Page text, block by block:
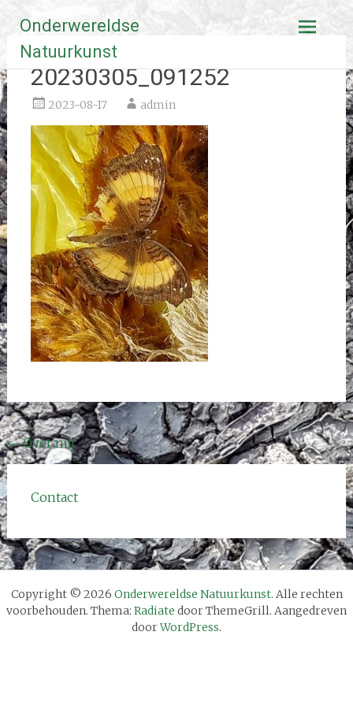
naar
inhoud
Onderwereldse
Natuurkunst
20230305_091252
2023-08-17 admin
Bericht
navigatie
←Over mij
Contact
Copyright © 2026 Onderwereldse Natuurkunst. Alle rechten
voorbehouden. Thema: Radiate door ThemeGrill. Aangedreven
doorWordPress.